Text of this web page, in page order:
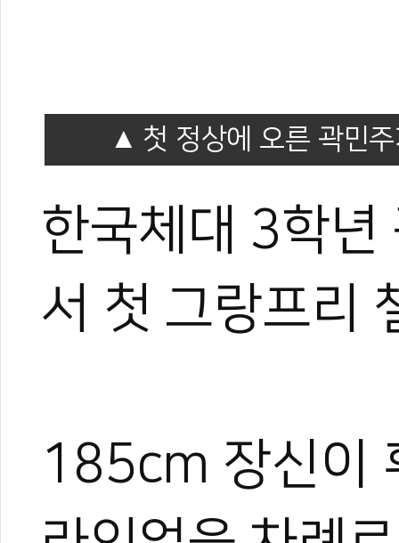
첫 정상에 오른 곽민
한국체대 3학년
서 첫 그랑프리
185cm 장신이